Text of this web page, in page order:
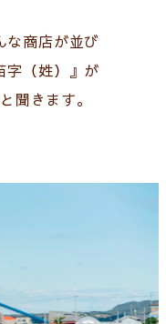
な商店が並び
字（姓）』が
聞きます。